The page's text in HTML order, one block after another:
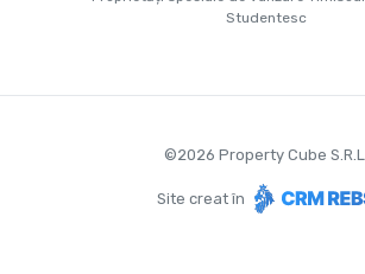
Studentesc
©2026 Property Cube
Site creat în